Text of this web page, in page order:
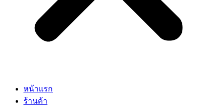
หน้าแรก
ร้านค้า